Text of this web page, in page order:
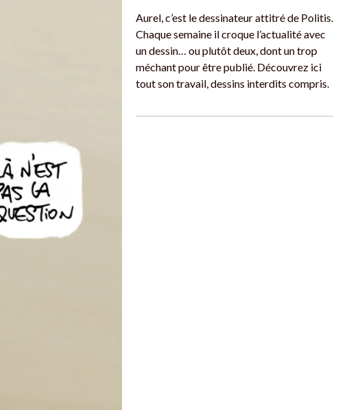
Aurel, c’est le dessinateur attitré de Politis.
Chaque semaine il croque l’actualité avec
un dessin… ou plutôt deux, dont un trop
méchant pour être publié. Découvrez ici
tout son travail, dessins interdits compris.